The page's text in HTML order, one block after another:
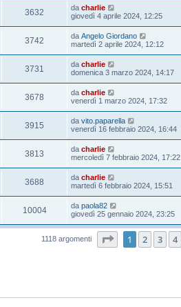
3632 da charlie
giovedì 4 aprile 2024, 12:25
3742 da Angelo Giordano
martedì 2 aprile 2024, 12:12
3731 da charlie
domenica 3 marzo 2024, 14:17
3678 da charlie
venerdì 1 marzo 2024, 17:32
3915 da vito.paparella
venerdì 16 febbraio 2024, 16:44
3813 da charlie
mercoledì 7 febbraio 2024, 17:22
3688 da charlie
martedì 6 febbraio 2024, 15:51
10004 da paola82
giovedì 25 gennaio 2024, 23:25
1118 argomenti Pagina1 di
1 2 3 4